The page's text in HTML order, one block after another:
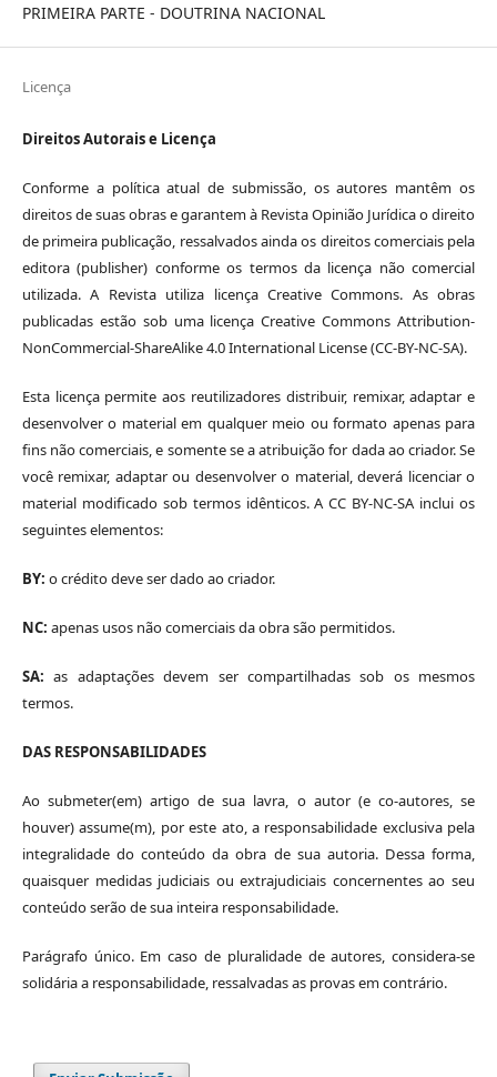
PRIMEIRA PARTE - DOUTRINA NACIONAL
Licença
Direitos Autorais e Licença
Conforme a política atual de submissão, os autores mantêm os
direitos de suas obras e garantem à Revista Opinião Jurídica o direito
de primeira publicação, ressalvados ainda os direitos comerciais pela
editora (publisher) conforme os termos da licença não comercial
utilizada. A Revista utiliza licença Creative Commons. As obras
publicadas estão sob uma licença Creative Commons Attribution-
NonCommercial-ShareAlike 4.0 International License (CC-BY-NC-SA).
Esta licença permite aos reutilizadores distribuir, remixar, adaptar e
desenvolver o material em qualquer meio ou formato apenas para
fins não comerciais, e somente se a atribuição for dada ao criador. Se
você remixar, adaptar ou desenvolver o material, deverá licenciar o
material modificado sob termos idênticos. A CC BY-NC-SA inclui os
seguintes elementos:
BY: o crédito deve ser dado ao criador.
NC: apenas usos não comerciais da obra são permitidos.
SA: as adaptações devem ser compartilhadas sob os mesmos
termos.
DAS RESPONSABILIDADES
Ao submeter(em) artigo de sua lavra, o autor (e co-autores, se
houver) assume(m), por este ato, a responsabilidade exclusiva pela
integralidade do conteúdo da obra de sua autoria. Dessa forma,
quaisquer medidas judiciais ou extrajudiciais concernentes ao seu
conteúdo serão de sua inteira responsabilidade.
Parágrafo único. Em caso de pluralidade de autores, considera-se
solidária a responsabilidade, ressalvadas as provas em contrário.